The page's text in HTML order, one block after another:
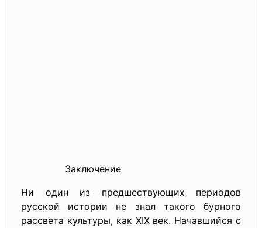
Заключение
Ни один из предшествующих периодов
русской истории не знал такого бурного
рассвета культуры, как XIX век. Начавшийся с